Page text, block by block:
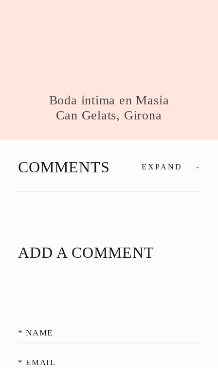
Boda íntima en Masía
Can Gelats, Girona
COMMENTS EXPAND
ADD A COMMENT